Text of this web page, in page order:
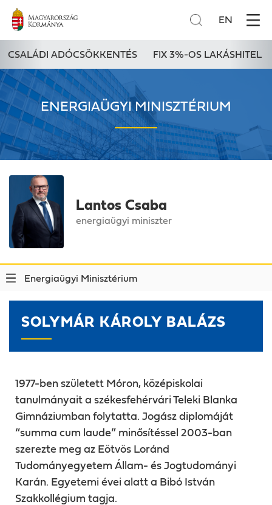
CSALÁDI ADÓCSÖKKENTÉS FIX 3%-OS LAKÁSHITEL
EN
ENERGIAÜGYI MINISZTÉRIUM
Lantos Csaba
energiaügyi miniszter
Energiaügyi Minisztérium
SOLYMÁR KÁROLY BALÁZS
1977-ben született Móron, középiskolai
tanulmányait a székesfehérvári Teleki Blanka
Gimnáziumban folytatta. Jogász diplomáját
“summa cum laude” minősítéssel 2003-ban
szerezte meg az Eötvös Loránd
Tudományegyetem Állam- és Jogtudományi
Karán. Egyetemi évei alatt a Bibó István
Szakkollégium tagja.